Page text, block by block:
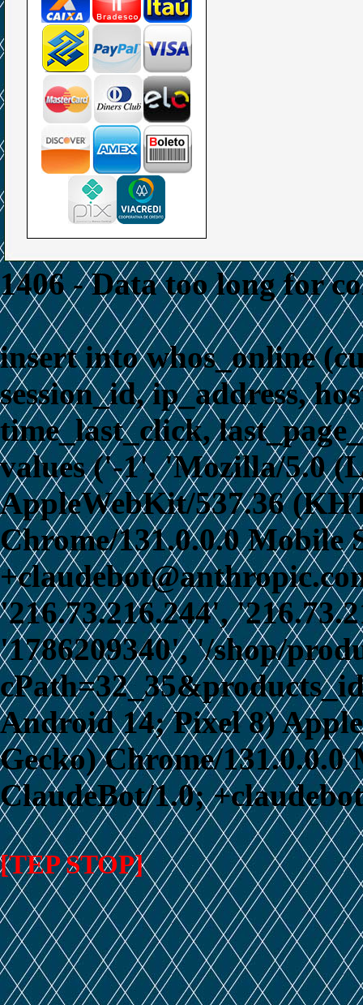
1406 - Data too long for
insert into whos_online
session_id, ip_address,
time_last_click,
values ('-1', 'Mozilla/5.0
AppleWebKit/537.36
Chrome/131.0.0.0 Mobile
'216.73.216.244',
'1786209340', '/shop/
Android 14; Pixel 8)
Gecko) Chrome/
ClaudeBot/1.0;
[TEP STOP]